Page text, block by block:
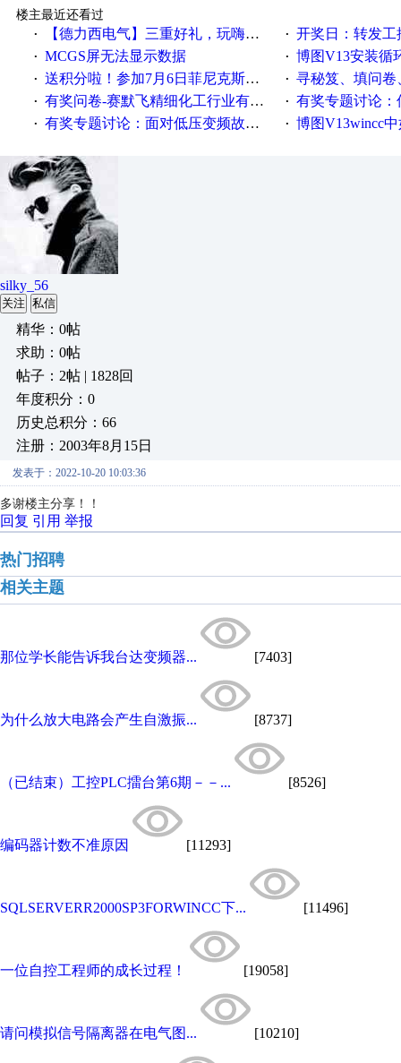
楼主最近还看过
·
【德力西电气】三重好礼，玩嗨夏日！ · 开奖日：转发工控速派
· MCGS屏无法显示数据 · 博图V13安装循环重启
· 送积分啦！参加7月6日菲尼克斯在线研讨会即得 · 寻秘笈、填问卷
· 有奖问卷-赛默飞精细化工行业有奖调查来袭！ · 有奖专题讨论：伺服选择
· 有奖专题讨论：面对低压变频故障，老手是这样解决的！ · 博图V13wincc中如何
silky_56
关注 私信
精华：0帖
求助：0帖
帖子：2帖 | 1828回
年度积分：0
历史总积分：66
注册：2003年8月15日
发表于：2022-10-20 10:03:36
多谢楼主分享！！
回复 引用 举报
热门招聘
相关主题
那位学长能告诉我台达变频器... [7403]
为什么放大电路会产生自激振... [8737]
（已结束）工控PLC擂台第6期－－... [8526]
编码器计数不准原因 [11293]
SQLSERVERR2000SP3FORWINCC下... [11496]
一位自控工程师的成长过程！ [19058]
请问模拟信号隔离器在电气图... [10210]